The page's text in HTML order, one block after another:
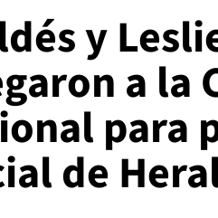
y
a la
para
de